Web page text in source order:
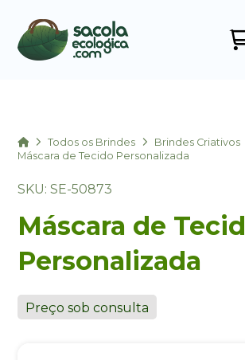
HomeTodos os Brindes
Brindes Criativos
Máscara de Tecido Personalizada
SKU: SE-50873
Máscara de
Personalizada
Preço sob consulta